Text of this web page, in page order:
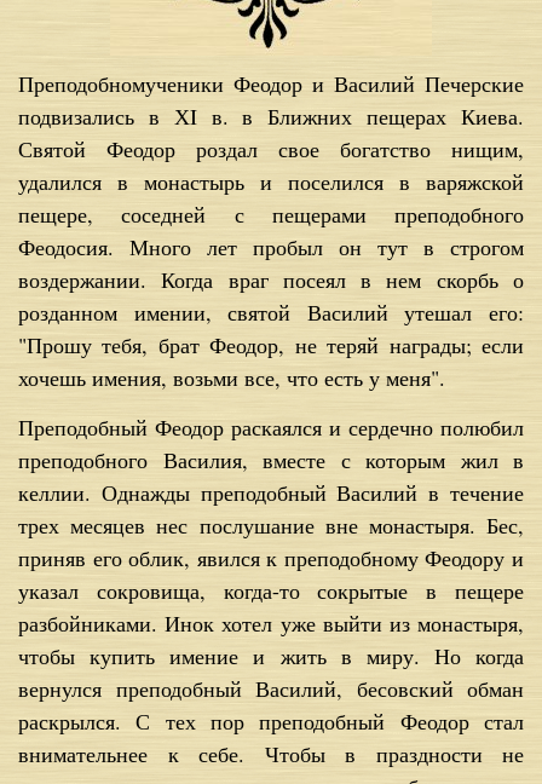
Преподобномученики Феодор и Василий Печерские
подвизались в ХI в. в Ближних пещерах Киева.
Святой Феодор роздал свое богатство нищим,
удалился в монастырь и поселился в варяжской
пещере, соседней с пещерами преподобного
Феодосия. Много лет пробыл он тут в строгом
воздержании. Когда враг посеял в нем скорбь о
розданном имении, святой Василий утешал его:
"Прошу тебя, брат Феодор, не теряй награды; если
хочешь имения, возьми все, что есть у меня".
Преподобный Феодор раскаялся и сердечно полюбил
преподобного Василия, вместе с которым жил в
келлии. Однажды преподобный Василий в течение
трех месяцев нес послушание вне монастыря. Бес,
приняв его облик, явился к преподобному Феодору и
указал сокровища, когда-то сокрытые в пещере
разбойниками. Инок хотел уже выйти из монастыря,
чтобы купить имение и жить в миру. Но когда
вернулся преподобный Василий, бесовский обман
раскрылся. С тех пор преподобный Феодор стал
внимательнее к себе. Чтобы в праздности не